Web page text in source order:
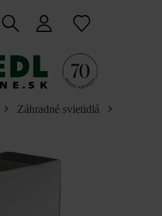
Záhradné svietidlá